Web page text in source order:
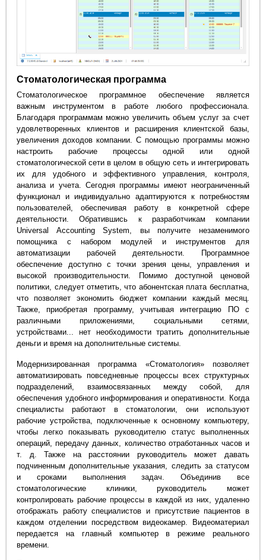
Стоматологическая программа
Стоматологическое программное обеспечение является
важным инструментом в работе любого профессионала.
Благодаря программам можно увеличить объем услуг за счет
удовлетворенных клиентов и расширения клиентской базы,
увеличения доходов компании. С помощью программы можно
настроить рабочие процессы одной или одной
стоматологической сети в целом в общую сеть и интегрировать
их для удобного и эффективного управления, контроля,
анализа и учета. Сегодня программы имеют неограниченный
функционал и индивидуально адаптируются к потребностям
пользователей, обеспечивая работу в конкретной сфере
деятельности. Обратившись к разработчикам компании
Universal Accounting System, вы получите незаменимого
помощника с набором модулей и инструментов для
автоматизации рабочей деятельности. Программное
обеспечение доступно с точки зрения цены, управления и
высокой производительности. Помимо доступной ценовой
политики, следует отметить, что абонентская плата бесплатна,
что позволяет экономить бюджет компании каждый месяц.
Также, приобретая программу, учитывая интеграцию ПО с
различными приложениями, социальными сетями,
устройствами... нет необходимости тратить дополнительные
деньги и время на дополнительные системы.
Модернизированная программа «Стоматология» позволяет
автоматизировать повседневные процессы всех структурных
подразделений, взаимосвязанных между собой, для
обеспечения удобного информирования и оперативности. Когда
специалисты работают в стоматологии, они используют
рабочие устройства, подключенные к основному компьютеру,
чтобы легко показывать руководителю статус выполненных
операций, передачу данных, количество отработанных часов и
т. д. Также на расстоянии руководитель может давать
подчиненным дополнительные указания, следить за статусом
и сроками выполнения задач. Объединив все
стоматологические клиники, руководитель может
контролировать рабочие процессы в каждой из них, удаленно
отображать работу специалистов и присутствие пациентов в
каждом отделении посредством видеокамер. Видеоматериал
передается на главный компьютер в режиме реального
времени.